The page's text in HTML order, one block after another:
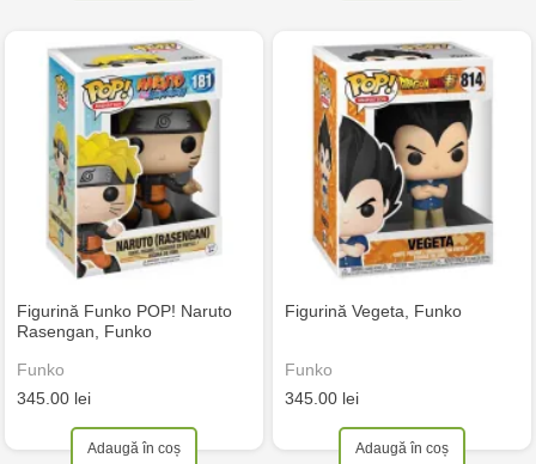
Figurină Funko POP! Naruto
Rasengan, Funko
Funko
345.00 lei
Adaugă în coș
Figurină Vegeta, Funko
Funko
345.00 lei
Adaugă în coș